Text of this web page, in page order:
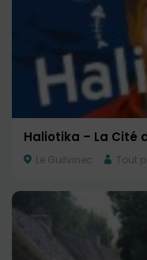
Haliotika – La Cité
Le Guilvinec Tout